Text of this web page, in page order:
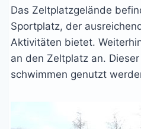
Das Zeltplatzgelände
Sportplatz, der
Aktivitäten bietet.
an den Zeltplatz an.
schwimmen genutzt